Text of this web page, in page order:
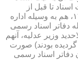
تا قبل از
تصویب قانون ثبت اسناد و املاك مصوب ۱۳۱۰، هم به وسیله اداره
دفاتر اسناد رسمی
سال ۱۳۰۷ بنا به صلاحدید وزیر عدلیه، آنهم
بودند) صورت
مفهومی از ماده ۱۱ قانون دفاتر اسناد رسمی